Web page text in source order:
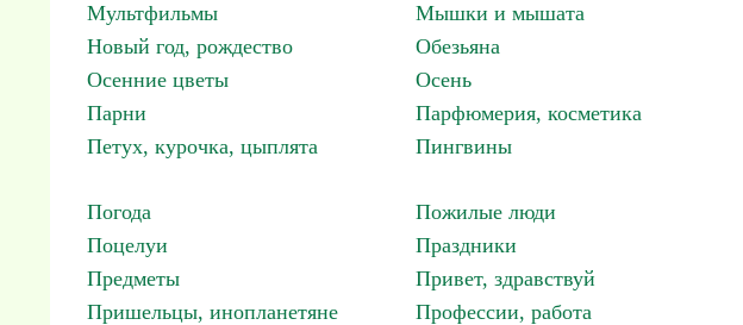
Мультфильмы
Мышки и мышата
Новый год, рождество
Обезьяна
Осенние цветы
Осень
Парни
Парфюмерия, косметика
Петух, курочка, цыплята
Пингвины
Погода
Пожилые люди
Поцелуи
Праздники
Предметы
Привет, здравствуй
Пришельцы, инопланетяне
Профессии, работа